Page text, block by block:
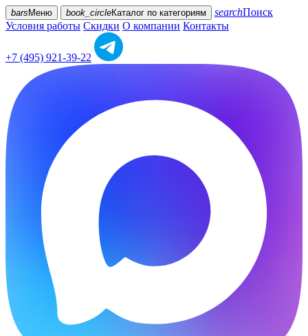
bars Меню book_circleКаталог по категориям searchПоиск
Условия работы Скидки О компании Контакты
+7 (495) 921-39-22